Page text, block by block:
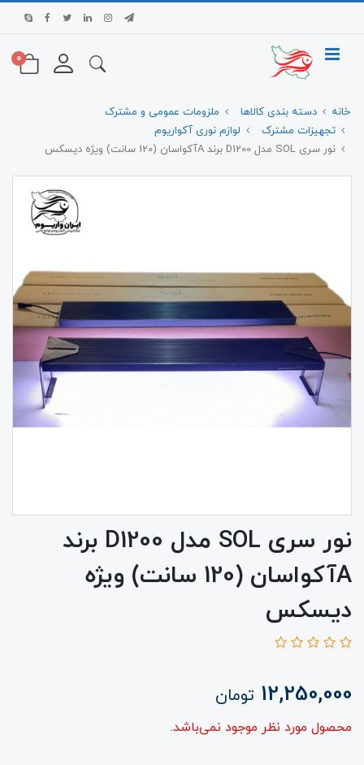
0
خانه دسته بندی کالاها
ملزومات عمومی و مشترک
تجهیزات مشترک
لوازم نوری آکواریوم
نور سری SOL مدل D1200 برند Aآکواسان (120 سانت) ویژه دیسکس
نور سری SOL مدل D1200 برند
Aآکواسان (120 سانت) ویژه
دیسکس
12,250,000 تومان
محصول مورد نظر موجود نمی‌باشد.